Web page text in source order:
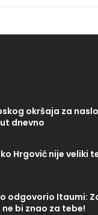
okršaja za
dnevno
Hrgović nije veliki
odgovorio Itaumi:
bi znao za tebe!